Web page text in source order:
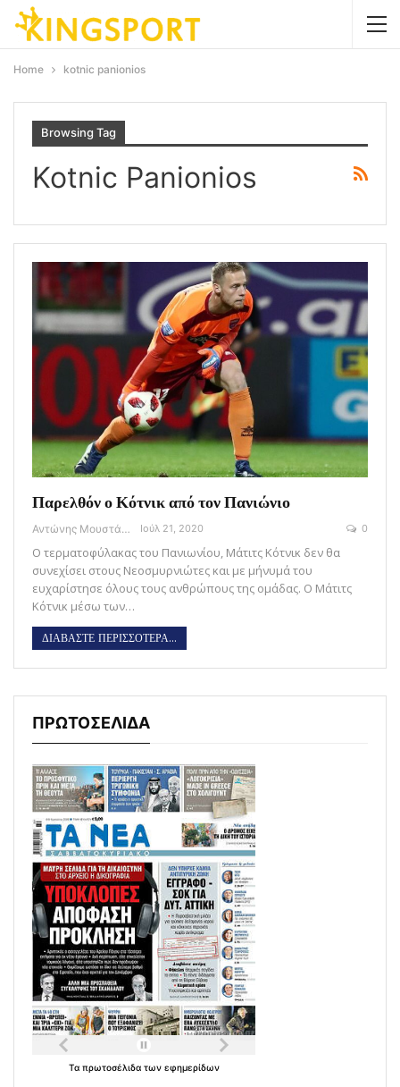
Home kotnic panionios
Browsing Tag
Kotnic Panionios
Παρελθόν ο Κότνικ από τον Πανιώνιο
Αντώνης Μουστάκας Ιούλ 21, 2020 0
Ο τερματοφύλακας του Πανιωνίου, Μάτιτς Κότνικ δεν θα
συνεχίσει στους Νεοσμυρνιώτες και με μήνυμά του
ευχαρίστησε όλους τους ανθρώπους της ομάδας. Ο Μάτιτς
Κότνικ μέσω των…
ΔΙΑΒΑΣΤΕ ΠΕΡΙΣΣΟΤΕΡΑ...
ΠΡΩΤΟΣΕΛΙΔΑ
Τα πρωτοσέλιδα των εφημερίδων